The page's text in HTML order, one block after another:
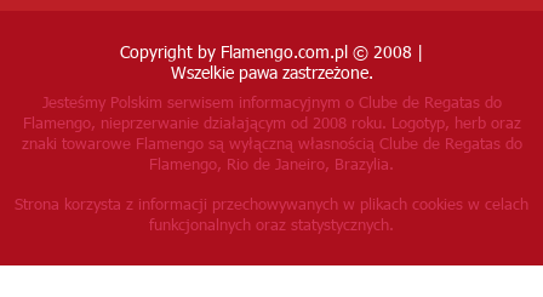
Copyright by Flamengo.com.pl © 2008 |
Wszelkie pawa zastrzeżone.
Jesteśmy Polskim serwisem informacyjnym o Clube de Regatas do
Flamengo, nieprzerwanie działającym od 2008 roku. Logotyp, herb oraz
znaki towarowe Flamengo są wyłączną własnością Clube de Regatas do
Flamengo, Rio de Janeiro, Brazylia.
Strona korzysta z informacji przechowywanych w plikach cookies w celach
funkcjonalnych oraz statystycznych.